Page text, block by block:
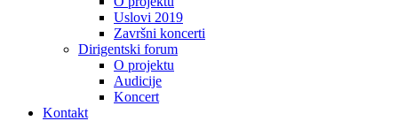
Uslovi 2019
Završni koncerti
Dirigentski forum
O projektu
Audicije
Koncert
Kontakt